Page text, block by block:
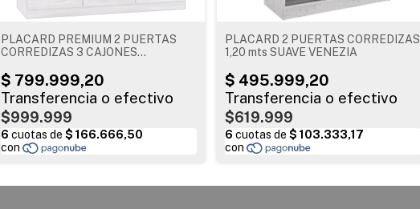
PLACARD PREMIUM 2 PUERTAS
CORREDIZAS 3 CAJONES
$999.999
PLACARD 2 PUERTAS CORREDIZAS
1,20 mts SUAVE VENEZIA
$619.999